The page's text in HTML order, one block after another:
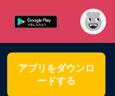
アプリをダウンロ
ードする